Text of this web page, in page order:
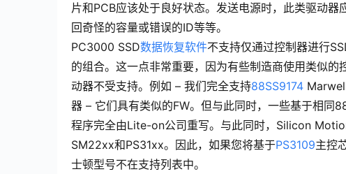
片和PCB应该处于良好状态。发送电源时，此类驱动
回奇怪的容量或错误的ID等等。
PC3000 SSD数据恢复软件不支持仅通过控制器进行
的组合。这一点非常重要，因为有些制造商使用类似
动器不受支持。例如 – 我们完全支持88SS9174
器 – 它们具有类似的FW。但与此同时，一些基于相同
程序完全由Lite-on公司重写。与此同时，Silicon
SM22xx和PS31xx。因此，如果您将基于PS3109主控
士顿型号不在支持列表中。